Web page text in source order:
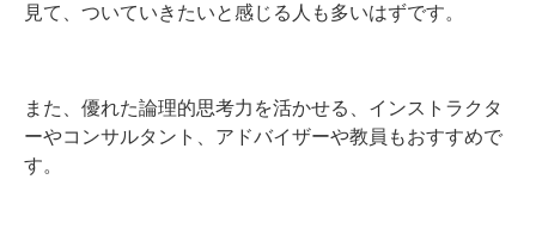
見て、ついていきたいと感じる人も多いはずです。
また、優れた論理的思考力を活かせる、インストラクタ
ーやコンサルタント、アドバイザーや教員もおすすめで
す。